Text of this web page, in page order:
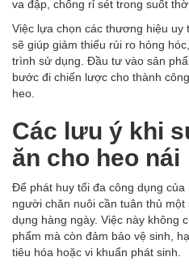
va đập, chống rỉ sét trong suốt
Việc lựa chọn các thương hiệu uy
sẽ giúp giảm thiểu rủi ro hỏng
trình sử dụng. Đầu tư vào sản
bước đi chiến lược cho thành
heo.
Các lưu ý khi
ăn cho heo nái
Để phát huy tối đa công dụng của
người chăn nuôi cần tuân thủ
dụng hàng ngày. Việc này không
phẩm mà còn đảm bảo vệ sinh,
tiêu hóa hoặc vi khuẩn phát sinh.